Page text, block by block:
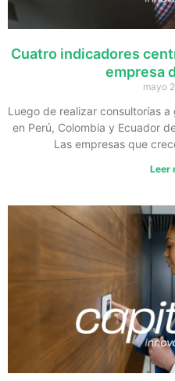
Cuatro indicadores
empresa
mayo
Luego de realizar consultorías
en Perú, Colombia y Ecuador
Las empresas que
Leer